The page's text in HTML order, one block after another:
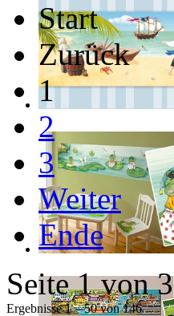
Start
Zurück
1
2
3
Weiter
Ende
Seite 1 von 3
Ergebnisse 1 – 50 von 146